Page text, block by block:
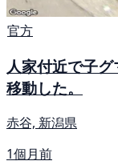
官方
人家付近で子
移動した。
赤谷, 新潟県
1個月前